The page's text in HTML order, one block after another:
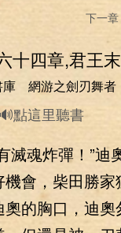
下一章
十四章,君王
庫 網游之劍刃舞者
點這里聽書
炸彈！”迪
會，柴田勝
的胸口，迪